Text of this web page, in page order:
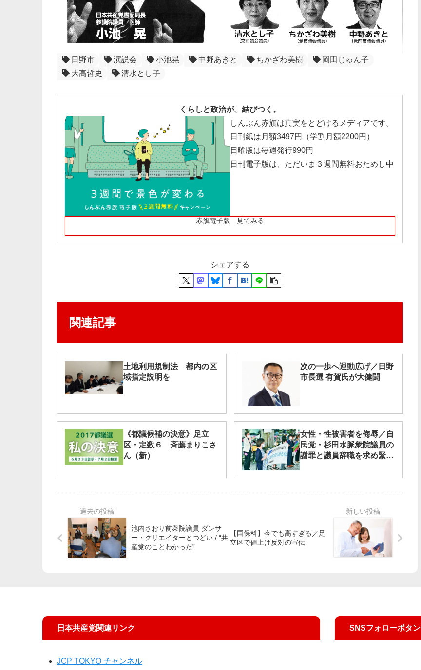
日野市 演説会 小池晃 中野あきと ちかざわ美樹
岡田じゅん子
大高哲史
清水とし子
くらしと政治が、結びつく。
しんぶん赤旗は真実をとどけるメディアです。
日刊紙は月額3497円（学割月額2200円）
日曜版は毎週発行990円
日刊電子版は、ただいま３週間無料おためし中
赤旗電子版 見てみる
シェアする
関連記事
土地利用規制法 都内の区
域指定説明を
次の一歩へ運動広げ／日野
市長選 有賀氏が大健闘
《都議候補の決意》足立
区・定数６ 斉藤まりこさ
ん（新）
女性・性被害者を侮辱／自
民党・杉田水脈衆院議員の
謝罪と議員辞職を求め緊急
街頭宣伝
池内さおり前衆院議員 ダンサ
ー・クリエイターとつどい / “共
産党のことわかった”
【国保料】今でも高すぎる／足
立区で値上げ反対の宣伝
日本共産党関連リンク
JCP TOKYO チャンネル
SNSフォローボタン